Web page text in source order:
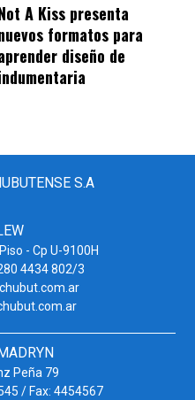
A Kiss presenta
formatos para
diseño de
S.A
- Cp U-9100H
4434 802/3
Peña 79
/ Fax: 4454567